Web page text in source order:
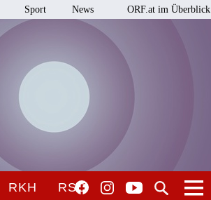
Sport News ORF.at im Überblick
RKH RSO